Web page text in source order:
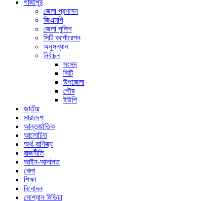
গাজীপুর
জেলা প্রশাসন
জিএমপি
জেলা পুলিশ
সিটি কর্পোরেশন
অনুসন্ধান
নির্বাচন
সংসদ
সিটি
উপজেলা
পৌর
ইউপি
জাতীয়
সারাদেশ
আন্তর্জাতিক
আলোচিত
অর্থ-বাণিজ্য
রাজনীতি
আইন-আদালত
খেলা
শিক্ষা
বিনোদন
সোশ্যাল মিডিয়া